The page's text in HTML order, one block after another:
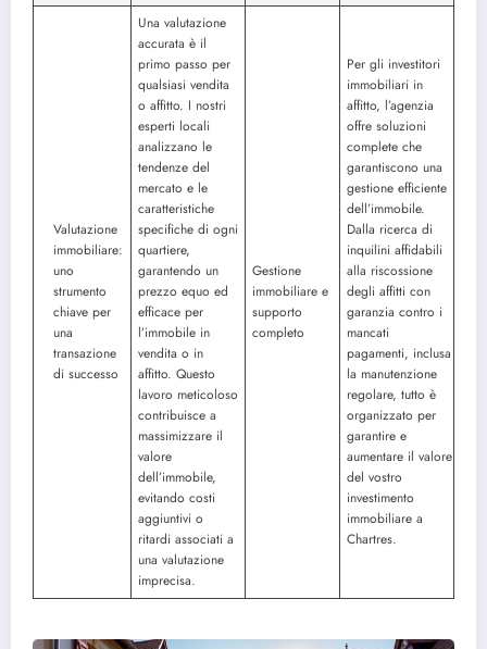
Valutazione
immobiliare:
uno
strumento
chiave per
una
transazione
di successo
Una valutazione
accurata è il
primo passo per
qualsiasi vendita
o affitto. I nostri
esperti locali
analizzano le
tendenze del
mercato e le
caratteristiche
specifiche di ogni
quartiere,
garantendo un
prezzo equo ed
efficace per
l’immobile in
vendita o in
affitto. Questo
lavoro meticoloso
contribuisce a
massimizzare il
valore
dell’immobile,
evitando costi
aggiuntivi o
ritardi associati a
una valutazione
imprecisa.
Gestione
immobiliare e
supporto
completo
Per gli investitori
immobiliari in
affitto, l’agenzia
offre soluzioni
complete che
garantiscono una
gestione efficiente
dell’immobile.
Dalla ricerca di
inquilini affidabili
alla riscossione
degli affitti con
garanzia contro i
mancati
pagamenti, inclusa
la manutenzione
regolare, tutto è
organizzato per
garantire e
aumentare il valore
del vostro
investimento
immobiliare a
Chartres.